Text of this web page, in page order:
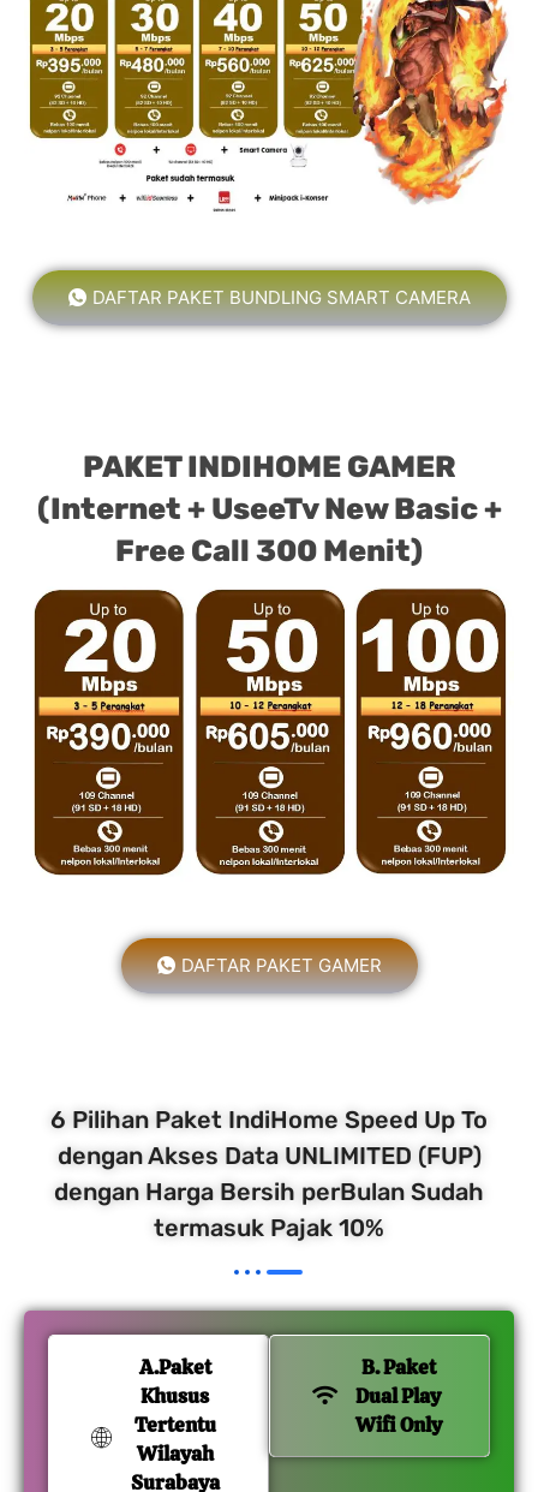
DAFTAR PAKET BUNDLING SMART CAMERA
PAKET INDIHOME GAMER
(Internet + UseeTv New Basic +
Free Call 300 Menit)
DAFTAR PAKET GAMER
6 Pilihan Paket IndiHome Speed Up To
dengan Akses Data UNLIMITED (FUP)
dengan Harga Bersih perBulan Sudah
termasuk Pajak 10%
A.Paket
Khusus
Tertentu
Wilayah
Surabaya
B. Paket
Dual Play
Wifi Only